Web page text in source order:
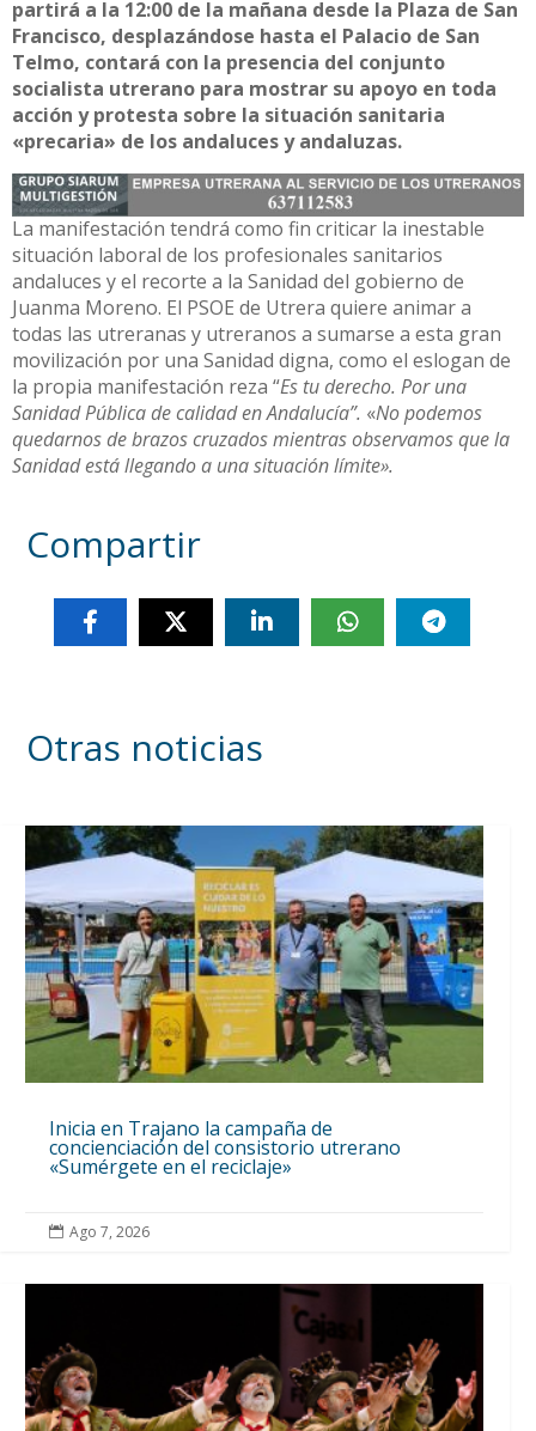
partirá a la 12:00 de la mañana desde la Plaza de San
Francisco, desplazándose hasta el Palacio de San
Telmo, contará con la presencia del conjunto
socialista utrerano para mostrar su apoyo en toda
acción y protesta sobre la situación sanitaria
«precaria» de los andaluces y andaluzas.
La manifestación tendrá como fin criticar la inestable
situación laboral de los profesionales sanitarios
andaluces y el recorte a la Sanidad del gobierno de
Juanma Moreno. El PSOE de Utrera quiere animar a
todas las utreranas y utreranos a sumarse a esta gran
movilización por una Sanidad digna, como el eslogan de
la propia manifestación reza “Es tu derecho. Por una
Sanidad Pública de calidad en Andalucía”. «No podemos
quedarnos de brazos cruzados mientras observamos que la
Sanidad está llegando a una situación límite».
Compartir
Otras noticias
Inicia en Trajano la campaña de
concienciación del consistorio utrerano
«Sumérgete en el reciclaje»
 Ago 7, 2026